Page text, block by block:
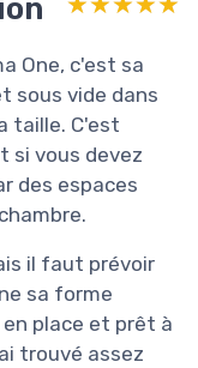
One, c'est sa
sous vide dans
taille. C'est
si vous devez
des espaces
il faut prévoir
sa forme
place et prêt à
trouvé assez